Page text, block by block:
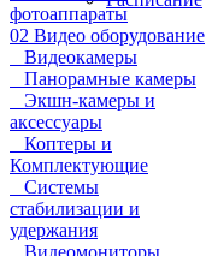
фотоаппараты
02 Видео оборудование
Видеокамеры
Панорамные камеры
Экшн-камеры и
аксессуары
Коптеры и
Комплектующие
Системы
стабилизации и
удержания
Видеомониторы